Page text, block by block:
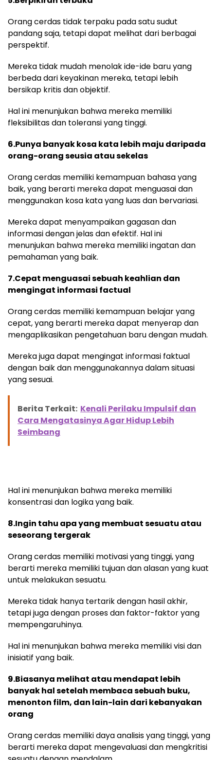
Orang cerdas tidak terpaku pada satu sudut
pandang saja, tetapi dapat melihat dari berbagai
perspektif.
Mereka tidak mudah menolak ide-ide baru yang
berbeda dari keyakinan mereka, tetapi lebih
bersikap kritis dan objektif.
Hal ini menunjukan bahwa mereka memiliki
fleksibilitas dan toleransi yang tinggi.
6.Punya banyak kosa kata lebih maju daripada
orang-orang seusia atau sekelas
Orang cerdas memiliki kemampuan bahasa yang
baik, yang berarti mereka dapat menguasai dan
menggunakan kosa kata yang luas dan bervariasi.
Mereka dapat menyampaikan gagasan dan
informasi dengan jelas dan efektif. Hal ini
menunjukan bahwa mereka memiliki ingatan dan
pemahaman yang baik.
7.Cepat menguasai sebuah keahlian dan
mengingat informasi factual
Orang cerdas memiliki kemampuan belajar yang
cepat, yang berarti mereka dapat menyerap dan
mengaplikasikan pengetahuan baru dengan mudah.
Mereka juga dapat mengingat informasi faktual
dengan baik dan menggunakannya dalam situasi
yang sesuai.
Berita Terkait: Kenali Perilaku Impulsif dan
Cara Mengatasinya Agar Hidup Lebih
Seimbang
Hal ini menunjukan bahwa mereka memiliki
konsentrasi dan logika yang baik.
8.Ingin tahu apa yang membuat sesuatu atau
seseorang tergerak
Orang cerdas memiliki motivasi yang tinggi, yang
berarti mereka memiliki tujuan dan alasan yang kuat
untuk melakukan sesuatu.
Mereka tidak hanya tertarik dengan hasil akhir,
tetapi juga dengan proses dan faktor-faktor yang
mempengaruhinya.
Hal ini menunjukan bahwa mereka memiliki visi dan
inisiatif yang baik.
9.Biasanya melihat atau mendapat lebih
banyak hal setelah membaca sebuah buku,
menonton film, dan lain-lain dari kebanyakan
orang
Orang cerdas memiliki daya analisis yang tinggi, yang
berarti mereka dapat mengevaluasi dan mengkritisi